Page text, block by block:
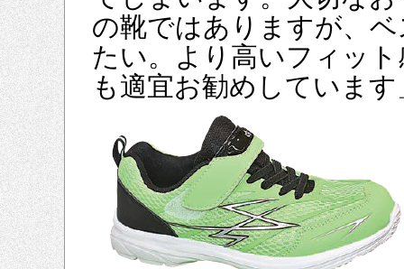
の靴ではありますが、
たい。より高いフィッ
も適宜お勧めしています